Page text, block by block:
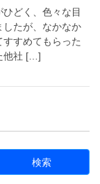
どく、色々な目
したが、なかなか
すめてもらった
他社 […]